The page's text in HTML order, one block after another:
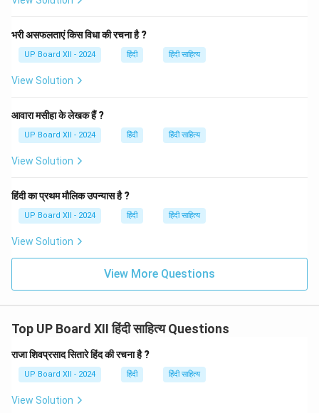
भरी असफलताएं किस विधा की रचना है ?
UP Board XII - 2024 हिंदी हिंदी साहित्य
View Solution
आवारा मसीहा के लेखक हैं ?
UP Board XII - 2024 हिंदी हिंदी साहित्य
View Solution
हिंदी का प्रथम मौलिक उपन्यास है ?
UP Board XII - 2024 हिंदी हिंदी साहित्य
View Solution
View More Questions
Top UP Board XII हिंदी साहित्य Questions
राजा शिवप्रसाद सितारे हिंद की रचना है ?
UP Board XII - 2024 हिंदी हिंदी साहित्य
View Solution